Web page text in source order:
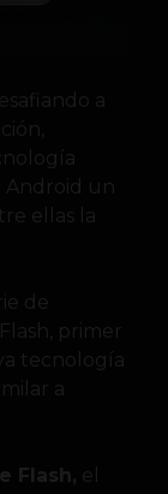
a
Android un
ellas la
de
primer
tecnología
a
Flash, el